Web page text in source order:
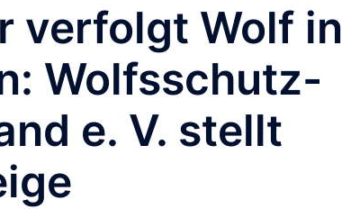
verfolgt Wolf in
Wolfsschutz-
e. V. stellt